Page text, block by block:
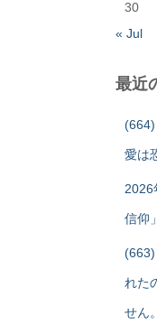
30
« Jul
最近
(664)
愛は
2026
信仰」
(663)
れた
せん